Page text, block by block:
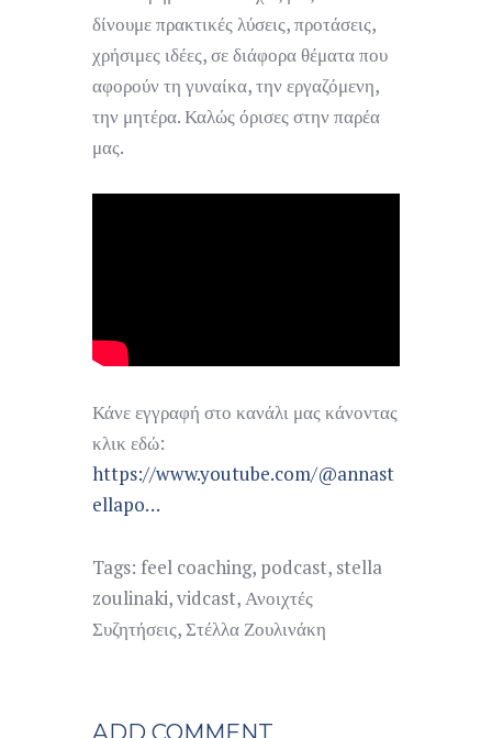
δίνουμε πρακτικές λύσεις, προτάσεις,
χρήσιμες ιδέες, σε διάφορα θέματα που
αφορούν τη γυναίκα, την εργαζόμενη,
την μητέρα. Καλώς όρισες στην παρέα
μας.
Κάνε εγγραφή στο κανάλι μας κάνοντας
κλικ εδώ:
https://www.youtube.com/@annast
ellapo…
Tags: feel coaching, podcast, stella
zoulinaki,vidcast,Ανοιχτές
Συζητήσεις,Στέλλα Ζουλινάκη
ADD COMMENT